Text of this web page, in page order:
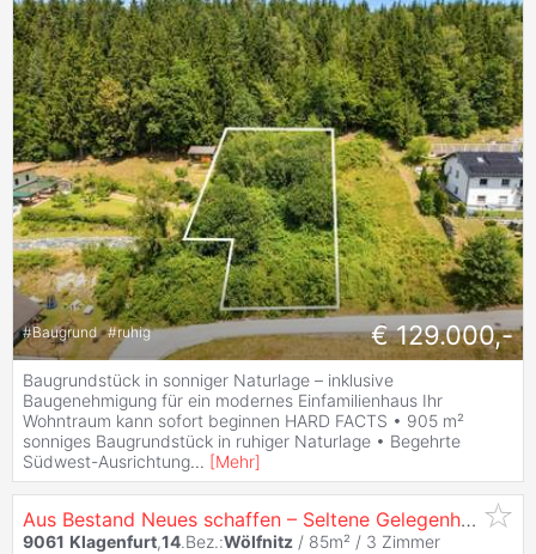
#Baugrund #ruhig € 129.000,-
Baugrundstück in sonniger Naturlage – inklusive
Baugenehmigung für ein modernes Einfamilienhaus Ihr
Wohntraum kann sofort beginnen HARD FACTS • 905 m²
sonniges Baugrundstück in ruhiger Naturlage • Begehrte
Südwest-Ausrichtung... [Mehr]
Aus Bestand Neues schaffen – Seltene Gelegenheit in sonniger Siedlungslage!
9061 Klagenfurt,14.Bez.:Wölfnitz / 85m² / 3 Zimmer